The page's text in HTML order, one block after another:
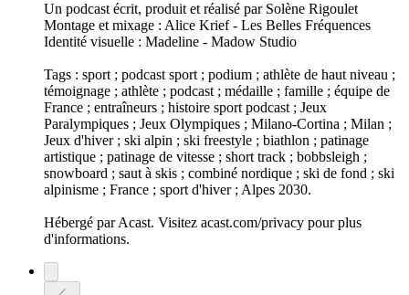
Un podcast écrit, produit et réalisé par Solène Rigoulet
Montage et mixage : Alice Krief - Les Belles Fréquences
Identité visuelle : Madeline - Madow Studio
Tags : sport ; podcast sport ; podium ; athlète de haut niveau ;
témoignage ; athlète ; podcast ; médaille ; famille ; équipe de
France ; entraîneurs ; histoire sport podcast ; Jeux
Paralympiques ; Jeux Olympiques ; Milano-Cortina ; Milan ;
Jeux d'hiver ; ski alpin ; ski freestyle ; biathlon ; patinage
artistique ; patinage de vitesse ; short track ; bobbsleigh ;
snowboard ; saut à skis ; combiné nordique ; ski de fond ; ski
alpinisme ; France ; sport d'hiver ; Alpes 2030.
Hébergé par Acast. Visitez acast.com/privacy pour plus
d'informations.